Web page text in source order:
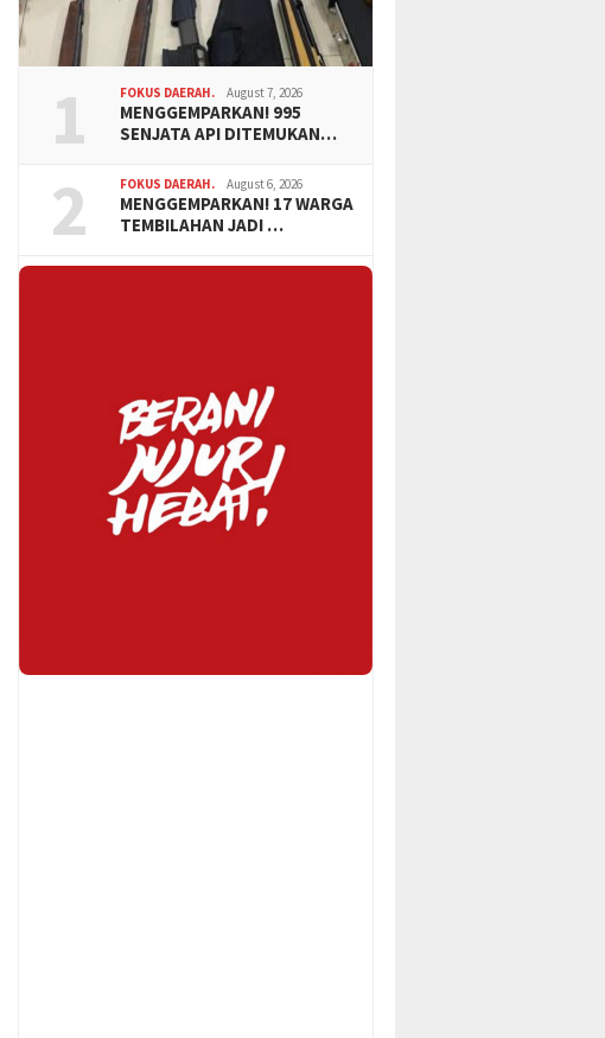
1 FOKUS DAERAH. August 7, 2026
MENGGEMPARKAN! 995
SENJATA API DITEMUKAN…
2 FOKUS DAERAH. August 6, 2026
MENGGEMPARKAN! 17 WARGA
TEMBILAHAN JADI …